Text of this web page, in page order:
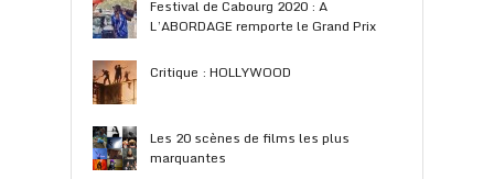
Festival de Cabourg 2020 : A
L’ABORDAGE remporte le Grand Prix
Critique : HOLLYWOOD
Les 20 scènes de films les plus
marquantes